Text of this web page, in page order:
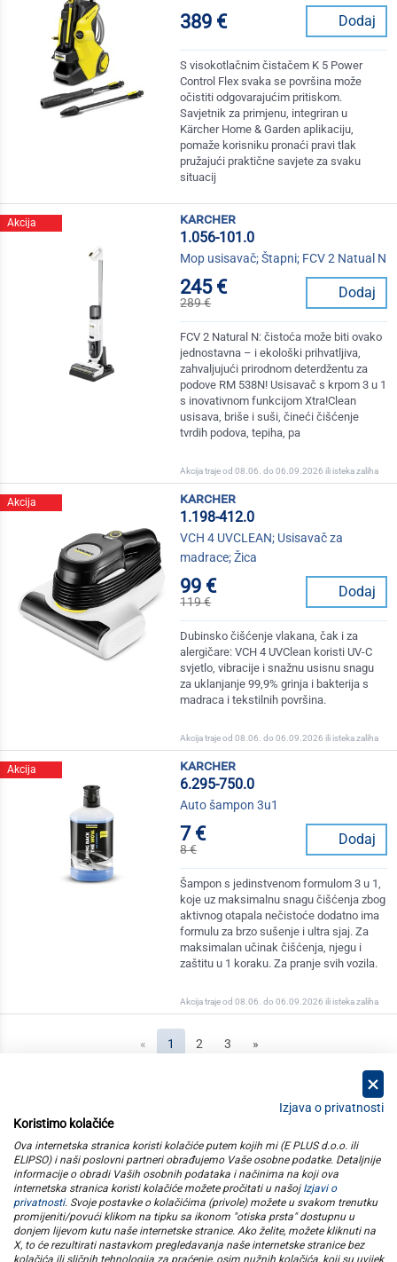
389 € Dodaj
S visokotlačnim čistačem K 5 Power
Control Flex svaka se površina može
očistiti odgovarajućim pritiskom.
Savjetnik za primjenu, integriran u
Kärcher Home & Garden aplikaciju,
pomaže korisniku pronaći pravi tlak
pružajući praktične savjete za svaku
situacij
Akcija
karcher
1.056-101.0
Mop usisavač; Štapni; FCV 2 Natual N
245 €
289 €
Dodaj
FCV 2 Natural N: čistoća može biti ovako
jednostavna – i ekološki prihvatljiva,
zahvaljujući prirodnom deterdžentu za
podove RM 538N! Usisavač s krpom 3 u 1
s inovativnom funkcijom Xtra!Clean
usisava, briše i suši, čineći čišćenje
tvrdih podova, tepiha, pa
Akcija traje od 08.06. do 06.09.2026 ili isteka zaliha
Akcija
karcher
1.198-412.0
VCH 4 UVCLEAN; Usisavač za
madrace; Žica
99 €
119 €
Dodaj
Dubinsko čišćenje vlakana, čak i za
alergičare: VCH 4 UVClean koristi UV-C
svjetlo, vibracije i snažnu usisnu snagu
za uklanjanje 99,9% grinja i bakterija s
madraca i tekstilnih površina.
Akcija traje od 08.06. do 06.09.2026 ili isteka zaliha
Akcija
karcher
6.295-750.0
Auto šampon 3u1
7 €
8 €
Dodaj
Šampon s jedinstvenom formulom 3 u 1,
koje uz maksimalnu snagu čišćenja zbog
aktivnog otapala nečistoće dodatno ima
formulu za brzo sušenje i ultra sjaj. Za
maksimalan učinak čišćenja, njegu i
zaštitu u 1 koraku. Za pranje svih vozila.
Akcija traje od 08.06. do 06.09.2026 ili isteka zaliha
« 1 (current)
2 3 »
kategorije
elipso
informacije
Izjava o privatnosti
Koristimo kolačiće
Ova internetska stranica koristi kolačiće putem kojih mi (E PLUS d.o.o. ili
ELIPSO) i naši poslovni partneri obrađujemo Vaše osobne podatke. Detaljnije
informacije o obradi Vaših osobnih podataka i načinima na koji ova
internetska stranica koristi kolačiće možete pročitati u našoj Izjavi o
privatnosti. Svoje postavke o kolačićima (privole) možete u svakom trenutku
promijeniti/povući klikom na tipku sa ikonom "otiska prsta" dostupnu u
donjem lijevom kutu naše internetske stranice. Ako želite, možete kliknuti na
X, to će rezultirati nastavkom pregledavanja naše internetske stranice bez
kolačića ili sličnih tehnologija za praćenje, osim nužnih kolačića, koji su uvijek